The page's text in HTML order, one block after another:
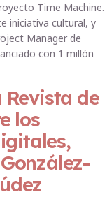
Time Machine.
iniciativa cultural, y
Manager de
con 1 millón
Revista de
los